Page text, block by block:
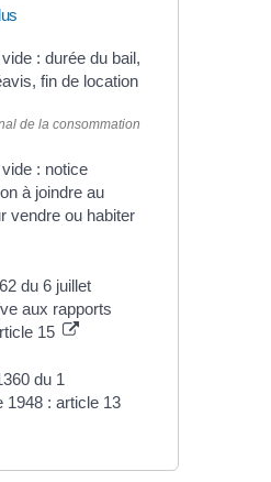
: durée du bail,
fin de location
de la consommation
: notice
à joindre au
vendre ou habiter
du 6 juillet
aux rapports
15
du 1
1948 : article 13